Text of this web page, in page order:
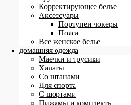
Корректирующее белье
Аксессуары
Портупеи чокеры
Пояса
Все женское белье
домашняя одежда
Маечки и трусики
Халаты
Со штанами
Для спорта
С шортами
Пижамы и комплекты